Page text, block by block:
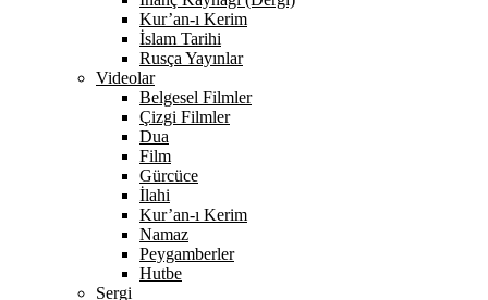
Kur’an-ı Kerim
İslam Tarihi
Rusça Yayınlar
Videolar
Belgesel Filmler
Çizgi Filmler
Dua
Film
Gürcüce
İlahi
Kur’an-ı Kerim
Namaz
Peygamberler
Hutbe
Sergi